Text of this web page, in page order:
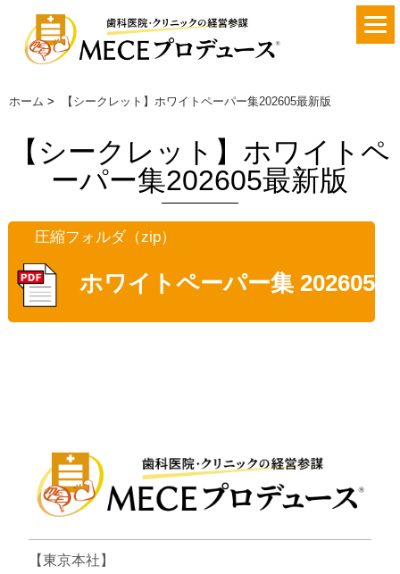
ホーム > 【シークレット】ホワイトペーパー集202605最新版
【シークレット】ホワイトペ
ーパー集202605最新版
圧縮フォルダ（zip）
ホワイトペーパー集 202605
【東京本社】